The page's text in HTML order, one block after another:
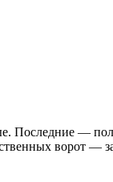
Последние —
ворот —